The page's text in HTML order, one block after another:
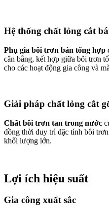
Hệ thống chất lỏng cắt
Phụ gia bôi trơn bán tổng hợp
cân bằng, kết hợp giữa bôi trơn
cho các hoạt động gia công và
Giải pháp chất lỏng cắt
Chất bôi trơn tan trong nước
đồng thời duy trì đặc tính bôi
khối lượng lớn.
Lợi ích hiệu suất
Gia công xuất sắc